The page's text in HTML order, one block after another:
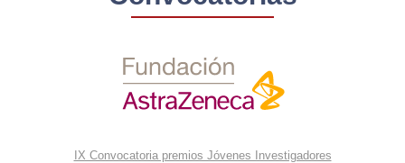
IX Convocatoria premios Jóvenes Investigadores